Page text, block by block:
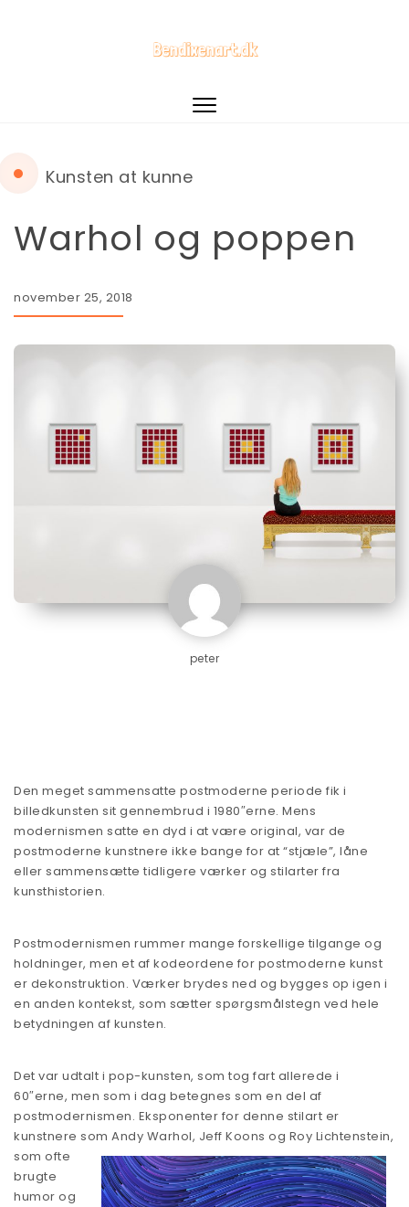
Toggle
Kunsten at kunne
Warhol og poppen
november 25, 2018
peter
Den meget sammensatte postmoderne periode fik i
billedkunsten sit gennembrud i 1980″erne. Mens
modernismen satte en dyd i at være original, var de
postmoderne kunstnere ikke bange for at “stjæle”, låne
eller sammensætte tidligere værker og stilarter fra
kunsthistorien.
Postmodernismen rummer mange forskellige tilgange og
holdninger, men et af kodeordene for postmoderne kunst
er dekonstruktion. Værker brydes ned og bygges op igen i
en anden kontekst, som sætter spørgsmålstegn ved hele
betydningen af kunsten.
Det var udtalt i pop-kunsten, som tog fart allerede i
60″erne, men som i dag betegnes som en del af
postmodernismen. Eksponenter for denne stilart er
kunstnere som Andy Warhol, Jeff Koons og Roy Lichtenstein,
som ofte
brugte
humor og